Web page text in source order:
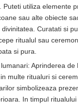
Puteti utiliza elemente
sau alte obiecte
Curatati si
ritualul sau
si pura.
Aprinderea de
multe ritualuri si
simbolizeaza
In timpul